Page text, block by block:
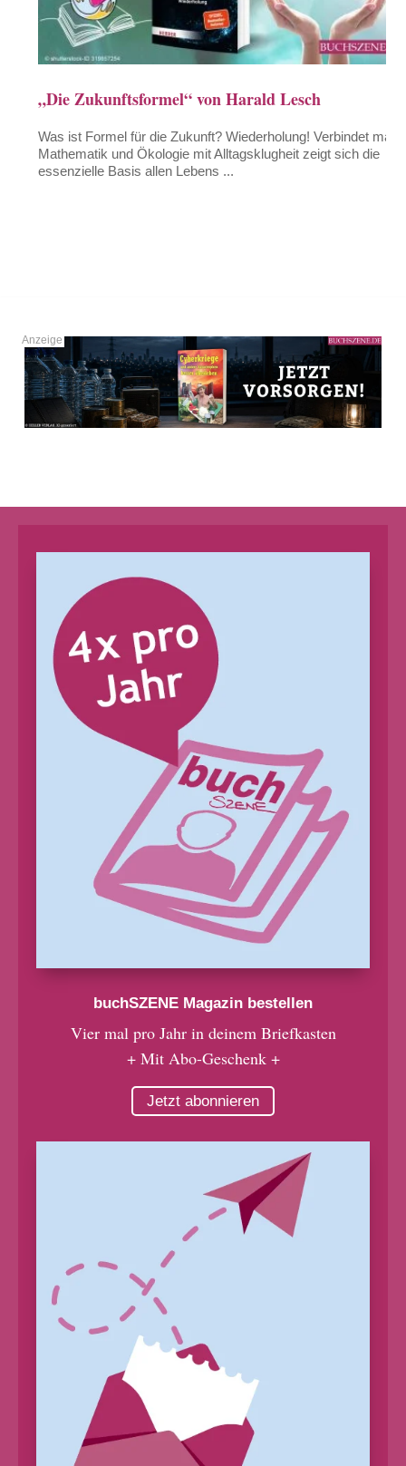
„Die Zukunftsformel“ von Harald Lesch
Was ist Formel für die Zukunft? Wiederholung! Verbindet man
Mathematik und Ökologie mit Alltagsklugheit zeigt sich die
essenzielle Basis allen Lebens ...
buchSZENE Magazin bestellen
Vier mal pro Jahr in deinem Briefkasten
+ Mit Abo-Geschenk +
Jetzt abonnieren